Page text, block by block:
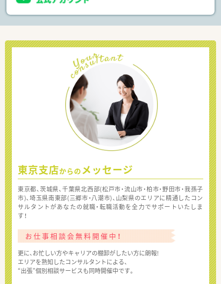
東京支店からの メッセージ
東京都、茨城県、千葉県北西部(松戸市・流山市・柏市・野田市・我孫子
市)、埼玉県南東部(三郷市・八潮市)、山梨県のエリアに精通したコン
サルタントがあなたの就職・転職活動を全力でサポートいたしま
す！
お仕事相談会無料開催中！
更に、お忙しい方やキャリアの棚卸がしたい方に朗報!
エリアを熟知したコンサルタントによる、
“出張”個別相談サービスも同時開催中です。